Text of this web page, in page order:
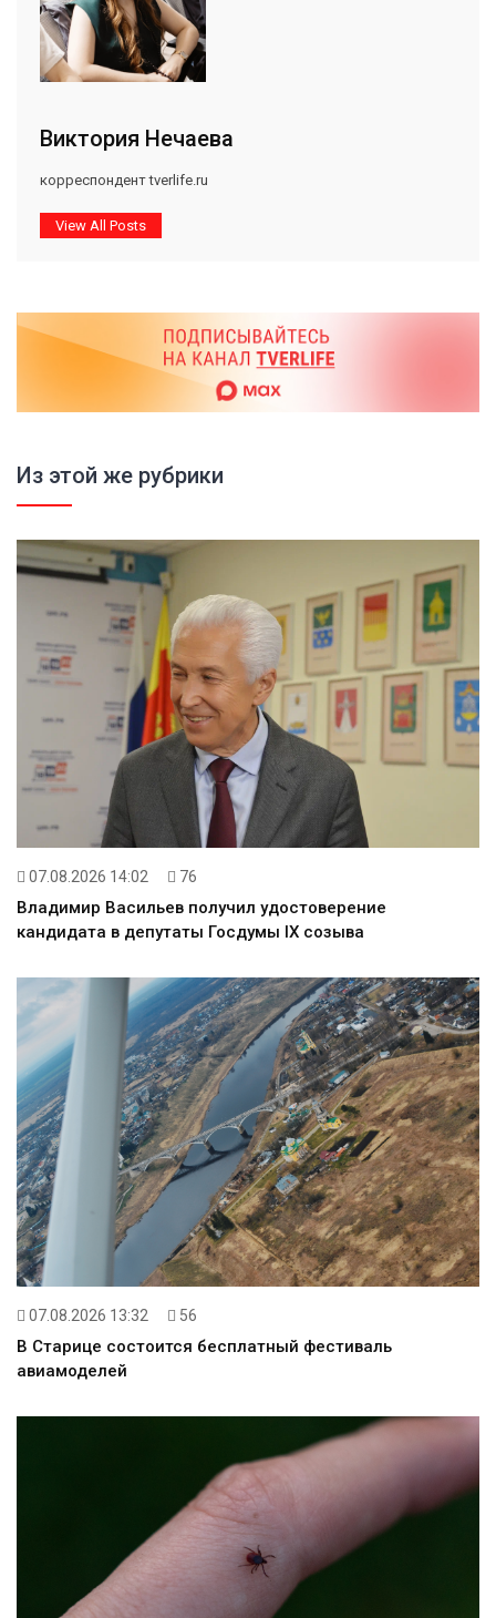
Виктория Нечаева
корреспондент tverlife.ru
View All Posts
Из этой же рубрики
07.08.2026 14:02 76
Владимир Васильев получил удостоверение
кандидата в депутаты Госдумы IX созыва
07.08.2026 13:32 56
В Старице состоится бесплатный фестиваль
авиамоделей